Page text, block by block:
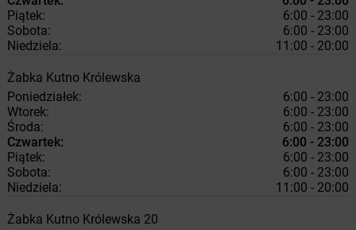
Piątek:
6:00 - 23:00
Sobota:
6:00 - 23:00
Niedziela:
11:00 - 20:00
Żabka Kutno Królewska
Poniedziałek:
6:00 - 23:00
Wtorek:
6:00 - 23:00
Środa:
6:00 - 23:00
Czwartek:
6:00 - 23:00
Piątek:
6:00 - 23:00
Sobota:
6:00 - 23:00
Niedziela:
11:00 - 20:00
Żabka Kutno Królewska 20